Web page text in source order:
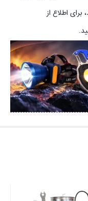
برای اطلاع از